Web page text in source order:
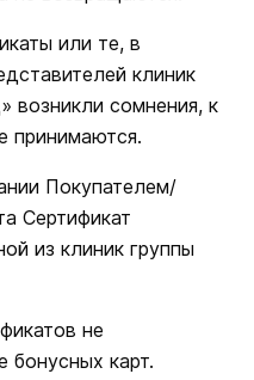
или те, в
клиник
возникли сомнения, к
принимаются.
Покупателем/
Сертификат
из клиник группы
не
бонусных карт.